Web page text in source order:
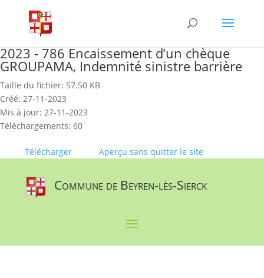
content
2023 - 786 Encaissement d’un chèque
GROUPAMA, Indemnité sinistre barrière
Taille du fichier: 57.50 KB
Créé: 27-11-2023
Mis à jour: 27-11-2023
Téléchargements: 60
Télécharger Aperçu sans quitter le site
Commune de Beyren-lès-Sierck